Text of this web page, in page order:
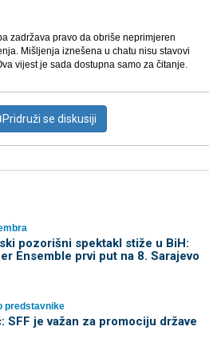
zadržava pravo da obriše neprimjeren
Mišljenja iznešena u chatu nisu stavovi
vijest je sada dostupna samo za čitanje.
Pridruži se diskusiji
pozorišni spektakl stiže u BiH:
Ensemble prvi put na 8. Sarajevo
predstavnike
SFF je važan za promociju države